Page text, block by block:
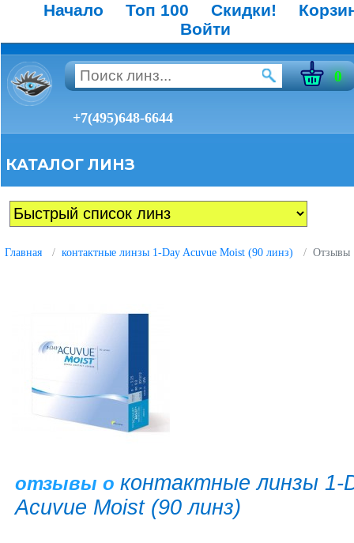
Начало Топ 100 Скидки!
Войти
0
+7(495)648-6644
КАТАЛОГ ЛИНЗ
Главная контактные линзы 1-Day Acuvue Moist (90 линз) Отзывы
отзывы о контактные линзы 1-
Acuvue Moist (90 линз)